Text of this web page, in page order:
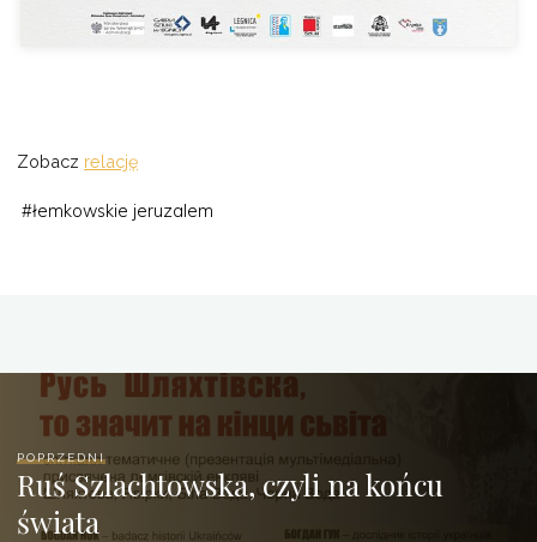
Zobacz relację
#łemkowskie jeruzalem
POPRZEDNI
Ruś Szlachtowska, czyli na końcu
świata